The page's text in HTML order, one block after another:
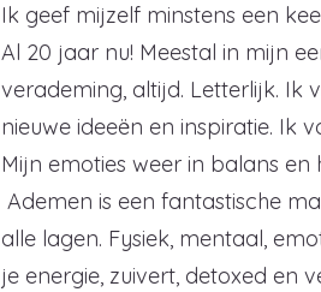
Ik geef mijzelf minstens een
Al 20 jaar nu! Meestal in mijn
verademing, altijd. Letterlijk. Ik
nieuwe ideeën en inspiratie. Ik
Mijn emoties weer in balans
Ademen is een fantastische
alle lagen. Fysiek, mentaal,
je energie, zuivert, detoxed en